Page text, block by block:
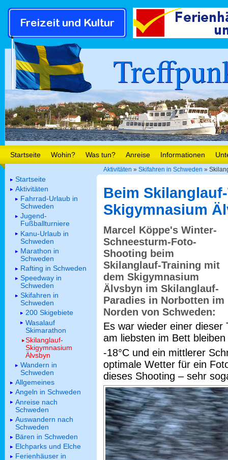
Startseite Wohin? Was tun? Anreise Informationen
Aktivitäten » Skifahren in Schweden »
Beim
Skigymnasium
Marcel Köppe's Winter-
Schneesturm-Foto-
Shooting beim
Skilanglauf-Training mit
dem Skigymnasium
Älvsbyn im Skilanglauf-
Paradies in Norbotten im
Norden von Schweden:
Es war wieder einer dieser
am liebsten im Bett
-18°C und ein mittlerer
optimale Wetter für ein
dieses Shooting – sehr
Startseite
Aktivitäten
Fahrrad-Urlaub in
Schweden
Jugend-
Fußballturniere
Kanu-Urlaub in
Schweden
Marathon in
Schweden
Rafting in Schweden
Speedway in
Schweden
Skifahren in
Schweden
200 Skigebiete
Wasalauf
Skimarathon
Skilanglauf-
Skigymnasium
Älvsbyn
Wandern in
Schweden
Allgemeines
Angeln in Schweden
Anreise nach
Schweden
Auswandern nach
Schweden
Bären in Schweden
Elchparks und Elche
Ferienhäuser in